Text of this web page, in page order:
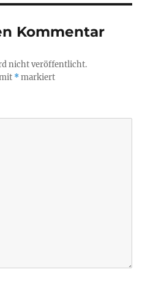
Kommentar
nicht veröffentlicht.
*markiert